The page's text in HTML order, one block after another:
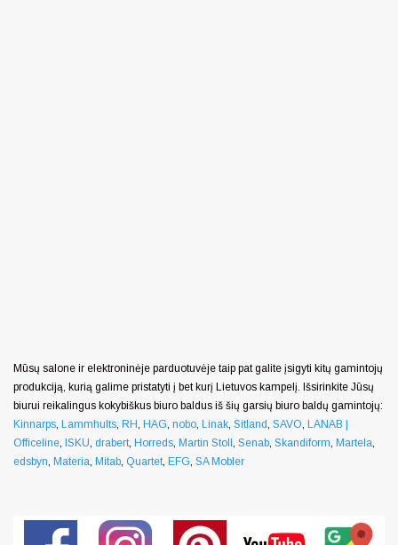
Mūsų salone ir elektroninėje parduotuvėje taip pat galite įsigyti kitų gamintojų
produkciją, kurią galime pristatyti į bet kurį Lietuvos kampelį. Išsirinkite Jūsų
biurui reikalingus kokybiškus biuro baldus iš šių garsių biuro baldų gamintojų:
Kinnarps, Lammhults, RH, HAG, nobo, Linak, Sitland, SAVO, LANAB |
Officeline, ISKU, drabert, Horreds, Martin Stoll, Senab, Skandiform, Martela,
edsbyn, Materia, Mitab, Quartet, EFG, SA Mobler